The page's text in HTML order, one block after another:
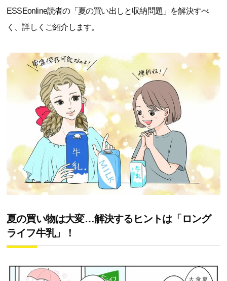
ESSEonline読者の「夏の買い出しと収納問題」を解決すべ
く、詳しくご紹介します。
夏の買い物は大変…解決するヒントは「ロング
ライフ牛乳」！